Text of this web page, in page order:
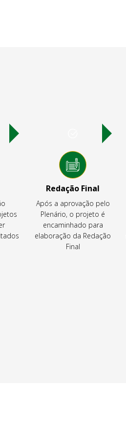
Redação Final
Após a aprovação pelo
Plenário, o projeto é
encaminhado para
elaboração da Redação
Final